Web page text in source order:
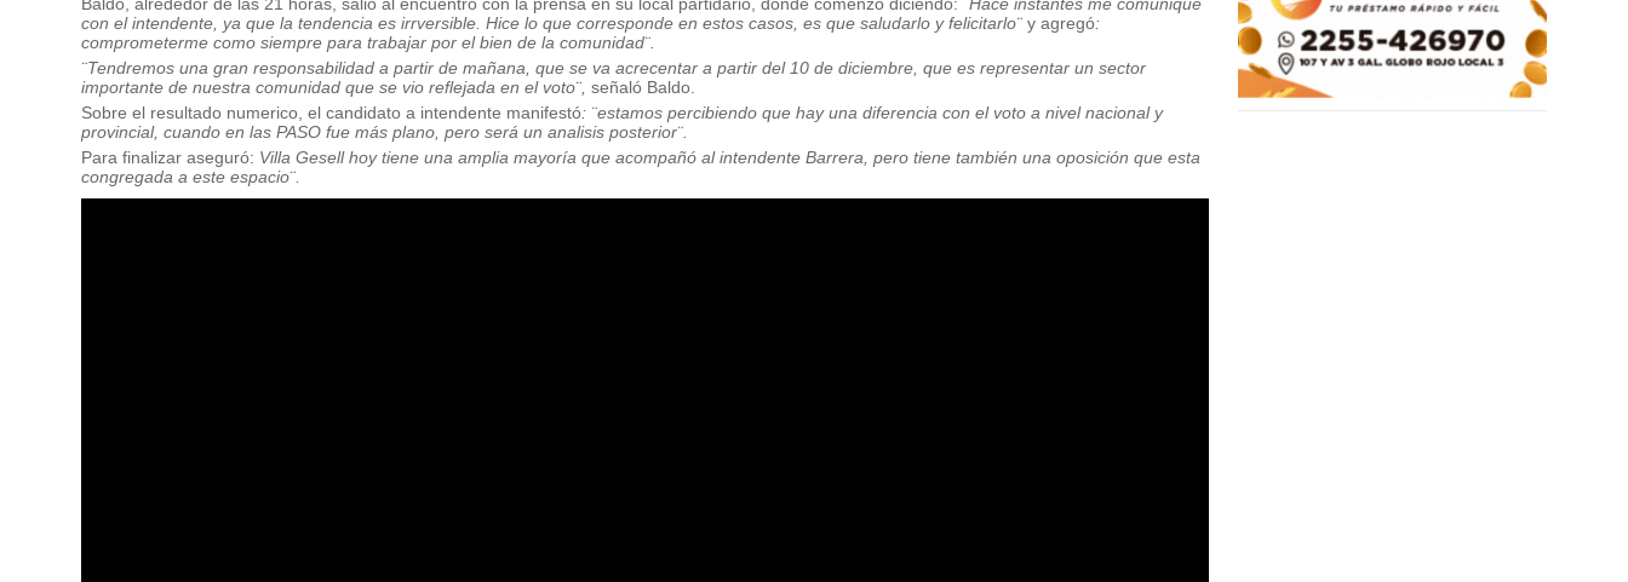
con el intendente, ya que la tendencia es irrversible. Hice lo que corresponde en estos casos, es que saludarlo y felicitarlo¨y agregó:
comprometerme como siempre para trabajar por el bien de la comunidad¨.
¨Tendremos una gran responsabilidad a partir de mañana, que se va acrecentar a partir del 10 de diciembre, que es representar un sector
importante de nuestra comunidad que se vio reflejada en el voto¨,señaló Baldo.
Sobre el resultado numerico, el candidato a intendente manifestó: ¨estamos percibiendo que hay una diferencia con el voto a nivel nacional y
provincial, cuando en las PASO fue más plano, pero será un analisis posterior¨.
Para finalizar aseguró: Villa Gesell hoy tiene una amplia mayoría que acompañó al intendente Barrera, pero tiene también una oposición que esta
congregada a este espacio¨.